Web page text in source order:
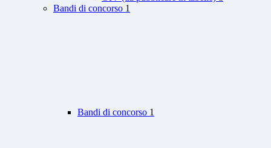
Bandi di concorso 1
Bandi di concorso 1